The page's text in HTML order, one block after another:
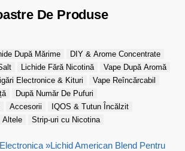
De Produse
După Mărime
DIY & Arome Concentrate
Lichide Fără Nicotină
Vape După Aromă
Electronice & Kituri
Vape Reîncărcabil
După Număr De Pufuri
Accesorii
IQOS & Tutun Încălzit
Altele
Strip-uri cu Nicotina
»Lichid American Blend Pentru